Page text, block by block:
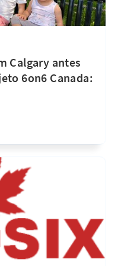
Calgary antes
6on6 Canada: